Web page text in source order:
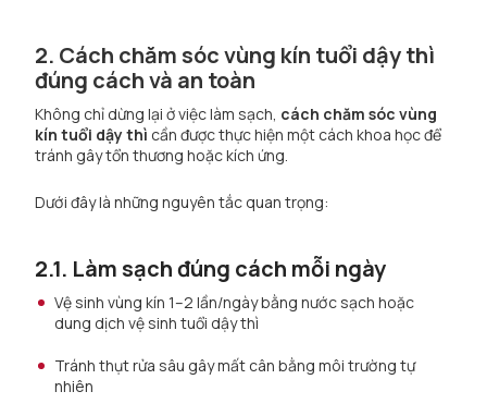
2. Cách chăm sóc vùng kín tuổi dậy thì
đúng cách và an toàn
Không chỉ dừng lại ở việc làm sạch, cách chăm sóc vùng
kín tuổi dậy thì cần được thực hiện một cách khoa học để
tránh gây tổn thương hoặc kích ứng.
Dưới đây là những nguyên tắc quan trọng:
2.1. Làm sạch đúng cách mỗi ngày
Vệ sinh vùng kín 1–2 lần/ngày bằng nước sạch hoặc
dung dịch vệ sinh tuổi dậy thì
Tránh thụt rửa sâu gây mất cân bằng môi trường tự
nhiên